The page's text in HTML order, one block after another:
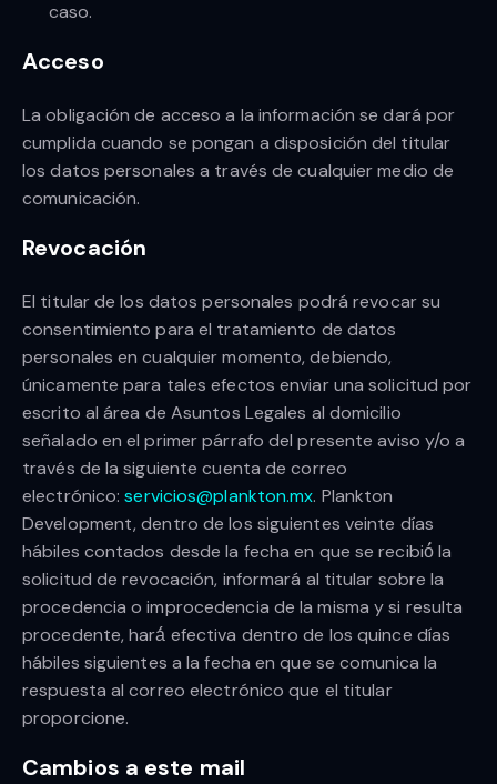
caso.
Acceso
La obligación de acceso a la información se dará por
cumplida cuando se pongan a disposición del titular
los datos personales a través de cualquier medio de
comunicación.
Revocación
El titular de los datos personales podrá revocar su
consentimiento para el tratamiento de datos
personales en cualquier momento, debiendo,
únicamente para tales efectos enviar una solicitud por
escrito al área de Asuntos Legales al domicilio
señalado en el primer párrafo del presente aviso y/o a
través de la siguiente cuenta de correo
electrónico:servicios@plankton.mx. Plankton
Development, dentro de los siguientes veinte días
hábiles contados desde la fecha en que se recibió́ la
solicitud de revocación, informará al titular sobre la
procedencia o improcedencia de la misma y si resulta
procedente, hará́ efectiva dentro de los quince días
hábiles siguientes a la fecha en que se comunica la
respuesta al correo electrónico que el titular
proporcione.
Cambios a este mail